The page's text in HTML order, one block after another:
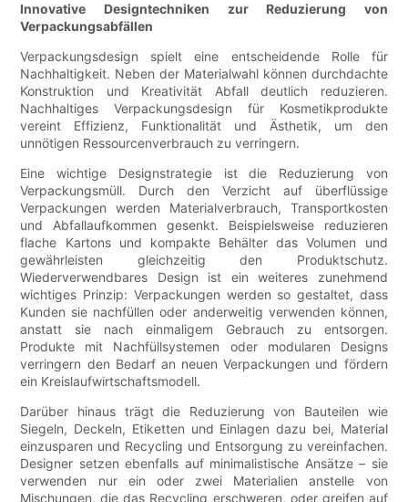
Innovative Designtechniken zur Reduzierung von
Verpackungsabfällen
Verpackungsdesign spielt eine entscheidende Rolle für
Nachhaltigkeit. Neben der Materialwahl können durchdachte
Konstruktion und Kreativität Abfall deutlich reduzieren.
Nachhaltiges Verpackungsdesign für Kosmetikprodukte
vereint Effizienz, Funktionalität und Ästhetik, um den
unnötigen Ressourcenverbrauch zu verringern.
Eine wichtige Designstrategie ist die Reduzierung von
Verpackungsmüll. Durch den Verzicht auf überflüssige
Verpackungen werden Materialverbrauch, Transportkosten
und Abfallaufkommen gesenkt. Beispielsweise reduzieren
flache Kartons und kompakte Behälter das Volumen und
gewährleisten gleichzeitig den Produktschutz.
Wiederverwendbares Design ist ein weiteres zunehmend
wichtiges Prinzip: Verpackungen werden so gestaltet, dass
Kunden sie nachfüllen oder anderweitig verwenden können,
anstatt sie nach einmaligem Gebrauch zu entsorgen.
Produkte mit Nachfüllsystemen oder modularen Designs
verringern den Bedarf an neuen Verpackungen und fördern
ein Kreislaufwirtschaftsmodell.
Darüber hinaus trägt die Reduzierung von Bauteilen wie
Siegeln, Deckeln, Etiketten und Einlagen dazu bei, Material
einzusparen und Recycling und Entsorgung zu vereinfachen.
Designer setzen ebenfalls auf minimalistische Ansätze – sie
verwenden nur ein oder zwei Materialien anstelle von
Mischungen, die das Recycling erschweren, oder greifen auf